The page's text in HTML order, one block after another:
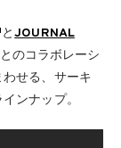
とJOURNAL
とのコラボレーシ
せる、サーキ
ンナップ。